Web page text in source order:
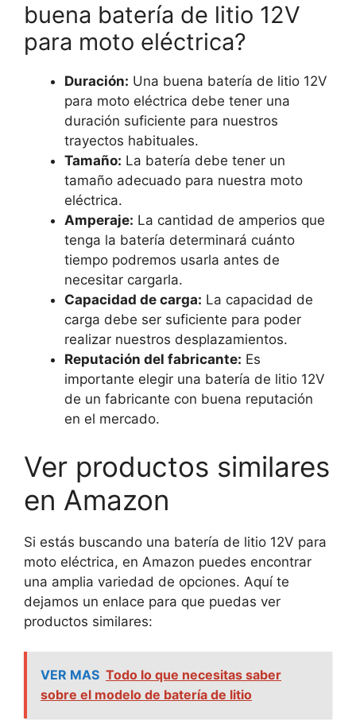
buena batería de litio 12V
para moto eléctrica?
Duración: Una buena batería de litio 12V
para moto eléctrica debe tener una
duración suficiente para nuestros
trayectos habituales.
Tamaño: La batería debe tener un
tamaño adecuado para nuestra moto
eléctrica.
Amperaje: La cantidad de amperios que
tenga la batería determinará cuánto
tiempo podremos usarla antes de
necesitar cargarla.
Capacidad de carga: La capacidad de
carga debe ser suficiente para poder
realizar nuestros desplazamientos.
Reputación del fabricante: Es
importante elegir una batería de litio 12V
de un fabricante con buena reputación
en el mercado.
Ver productos similares
en Amazon
Si estás buscando una batería de litio 12V para
moto eléctrica, en Amazon puedes encontrar
una amplia variedad de opciones. Aquí te
dejamos un enlace para que puedas ver
productos similares:
VER MAS Todo lo que necesitas saber
sobre el modelo de batería de litio